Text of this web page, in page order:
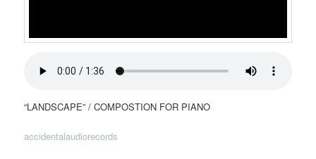
“LANDSCAPE” / COMPOSTION FOR PIANO
accidentalaudiorecords